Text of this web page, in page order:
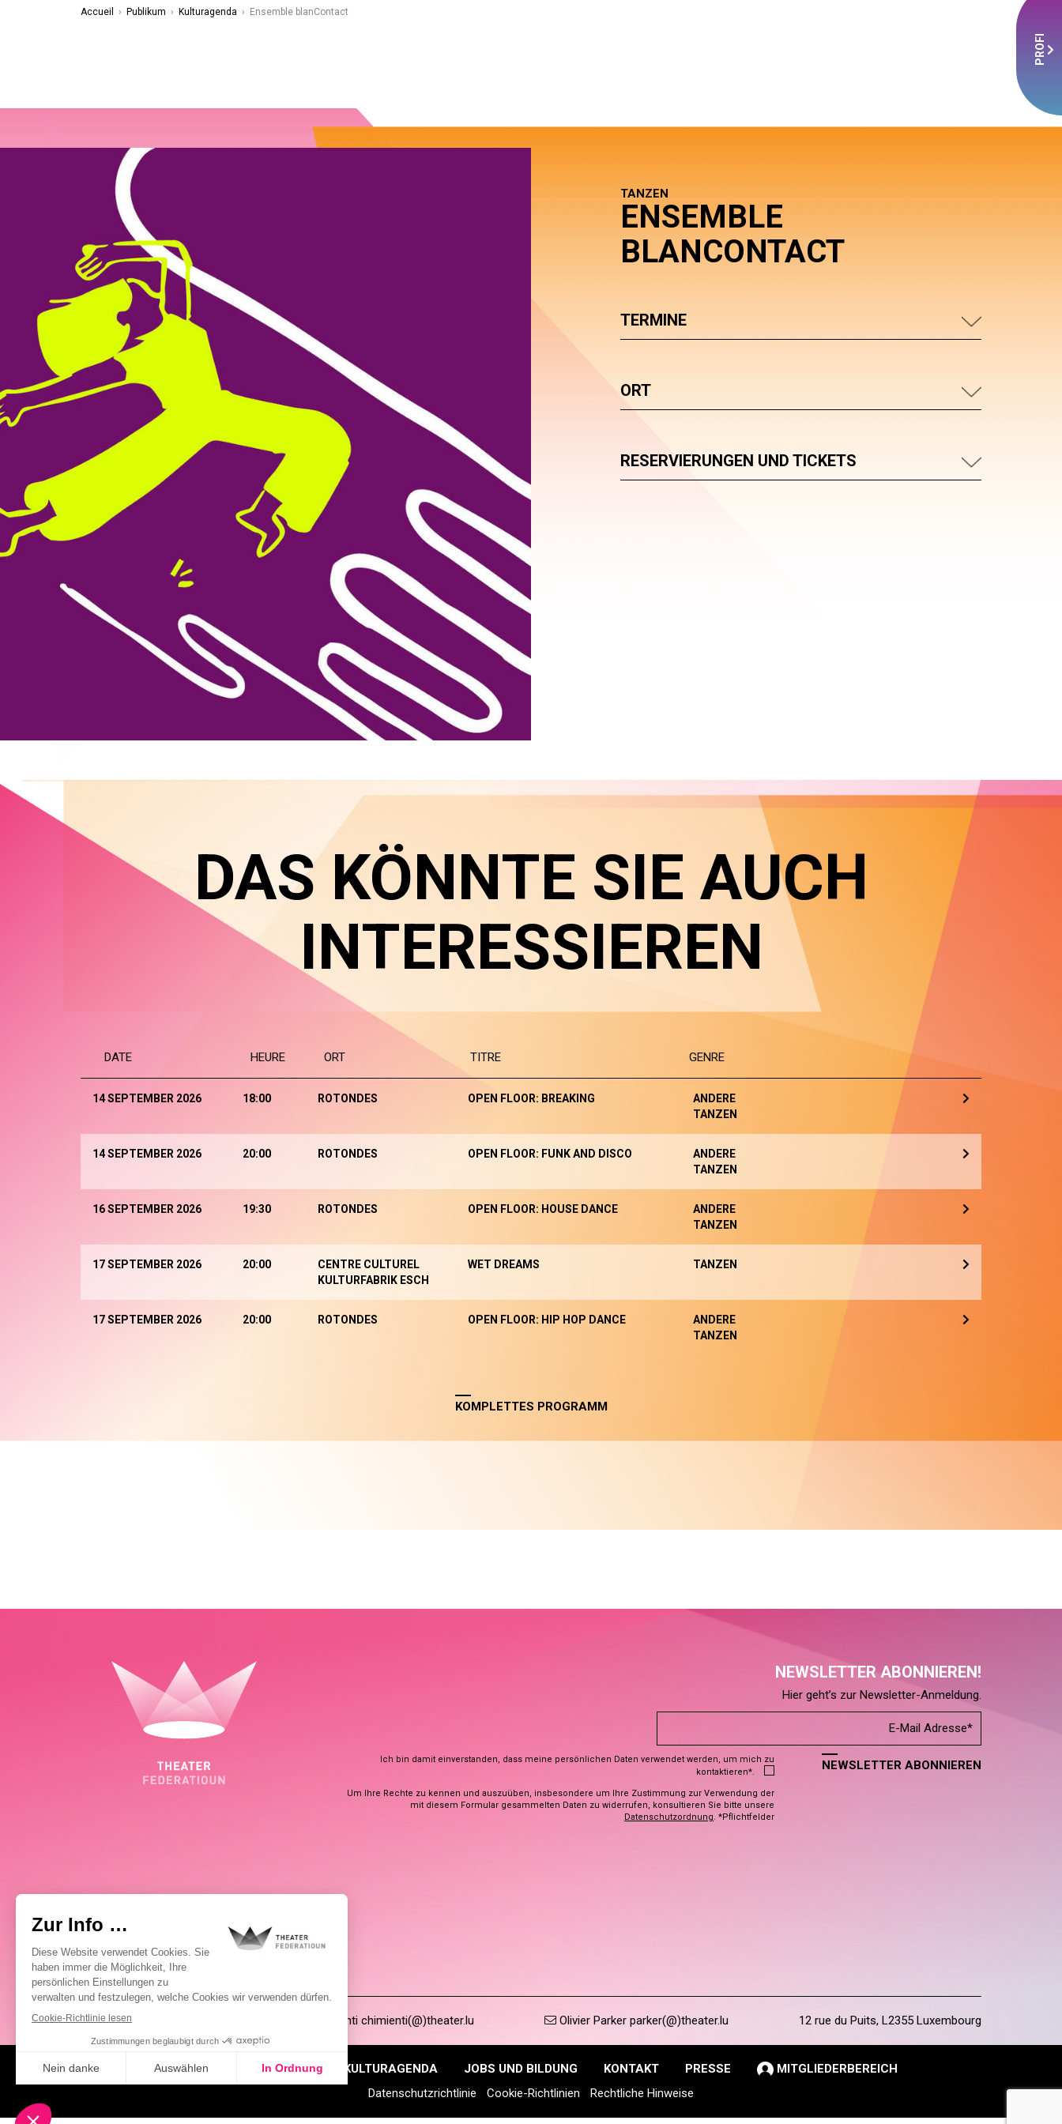
PROFI
Accueil › Publikum › Kulturagenda › Ensemble blanContact
TANZEN
ENSEMBLE
BLANCONTACT
TERMINE
ORT
RESERVIERUNGEN UND TICKETS
DAS KÖNNTE SIE AUCH
INTERESSIEREN
DATE HEURE ORT TITRE GENRE
14 SEPTEMBER 2026 18:00 ROTONDES OPEN FLOOR: BREAKING
ANDERE
TANZEN
14 SEPTEMBER 2026 20:00 ROTONDES OPEN FLOOR: FUNK AND DISCO
ANDERE
TANZEN
16 SEPTEMBER 2026 19:30 ROTONDES OPEN FLOOR: HOUSE DANCE
ANDERE
TANZEN
17 SEPTEMBER 2026 20:00
CENTRE CULTUREL
KULTURFABRIK ESCH
WET DREAMS TANZEN
17 SEPTEMBER 2026 20:00 ROTONDES OPEN FLOOR: HIP HOP DANCE
ANDERE
TANZEN
KOMPLETTES PROGRAMM
NEWSLETTER ABONNIEREN!
Hier geht’s zur Newsletter-Anmeldung.
Ich bin damit einverstanden, dass meine persönlichen Daten verwendet werden, um mich zu
kontaktieren*.
Um Ihre Rechte zu kennen und auszuüben, insbesondere um Ihre Zustimmung zur Verwendung der
mit diesem Formular gesammelten Daten zu widerrufen, konsultieren Sie bitte unsere
Datenschutzordnung. *Pflichtfelder
NEWSLETTER ABONNIEREN
(00352) 2648 0946 Pablo Chimienti chimienti(@)theater.lu Olivier Parker parker(@)theater.lu 12 rue du Puits, L2355 Luxembourg
ÜBER UNS AKTUELLES KULTURAGENDA JOBS UND BILDUNG KONTAKT PRESSE
MITGLIEDERBEREICH
Datenschutzrichtlinie
Cookie-Richtlinien Rechtliche Hinweise